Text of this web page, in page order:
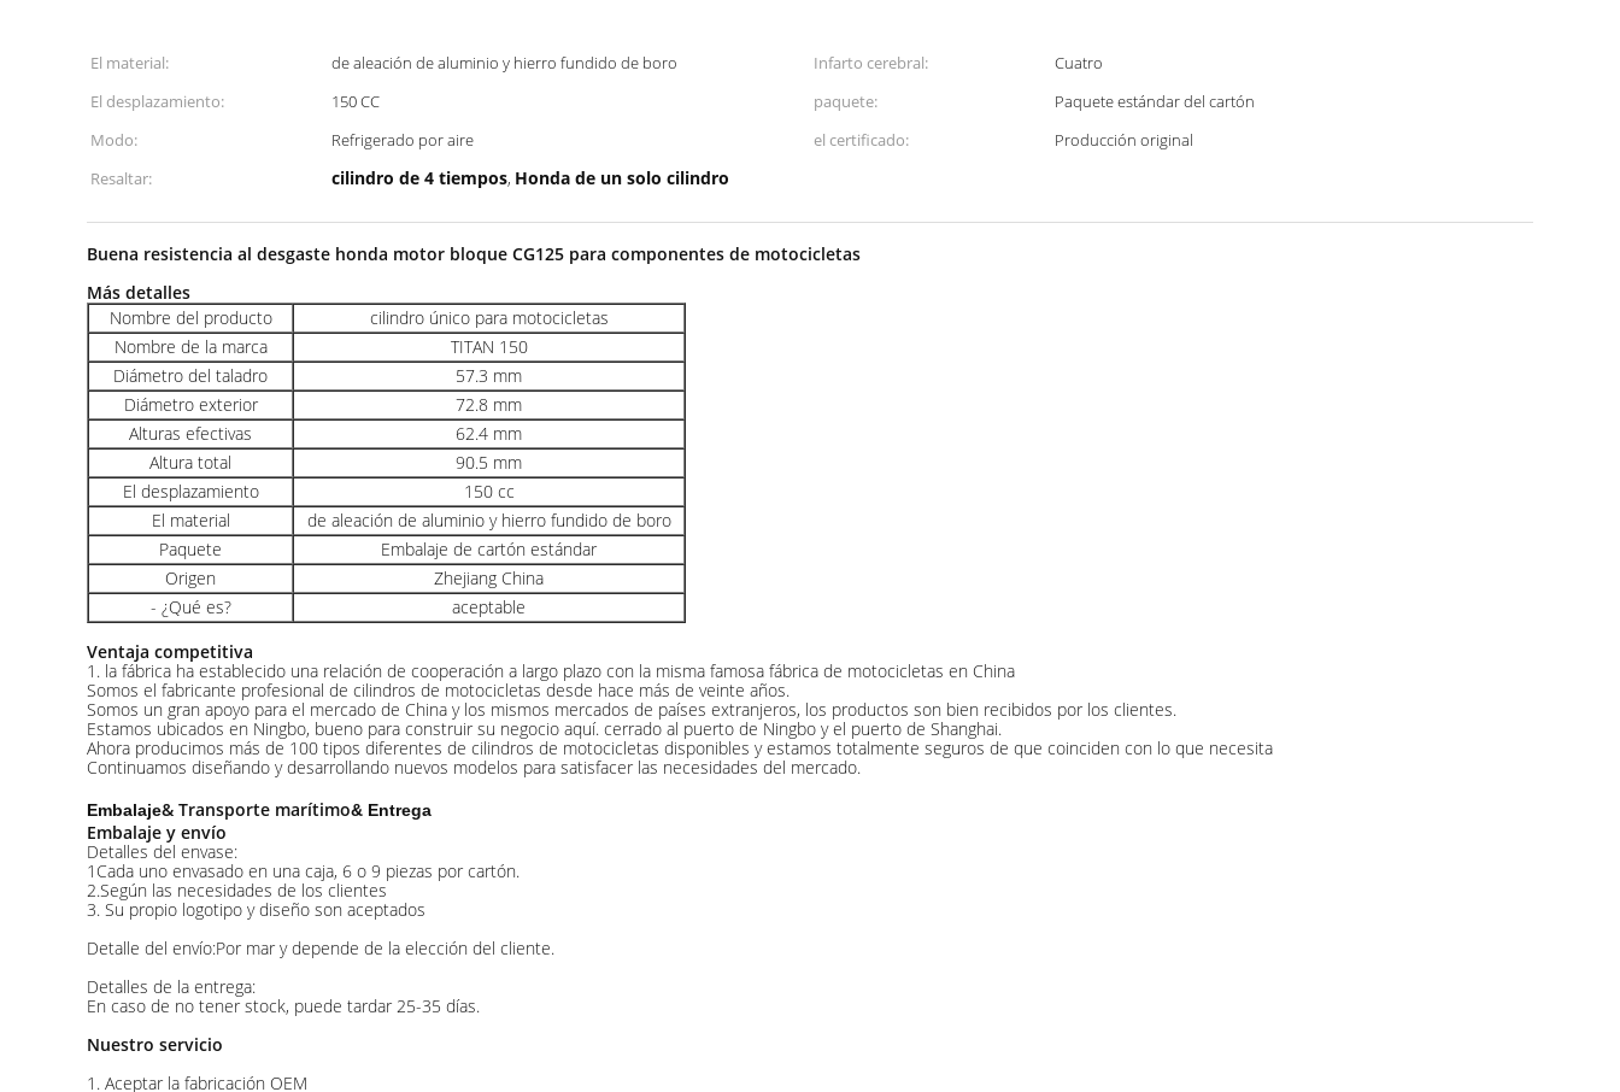
El material: de aleación de aluminio y hierro fundido de boro Infarto cerebral:
Cuatro
El desplazamiento:
150 CC paquete:
Paquete estándar del cartón
Modo:
Refrigerado por aire el certificado:
Producción original
Resaltar:
cilindro de 4 tiempos, Honda de un solo cilindro
Buena resistencia al desgaste honda motor bloque CG125 para componentes de motocicletas
Más detalles
Nombre del producto
cilindro único para motocicletas
Nombre de la marca
TITAN 150
Diámetro del taladro
57.3 mm
Diámetro exterior
72.8 mm
Alturas efectivas
62.4 mm
Altura total
90.5 mm
El desplazamiento
150 cc
El material
de aleación de aluminio y hierro fundido de boro
Paquete
Embalaje de cartón estándar
Origen
Zhejiang China
- ¿Qué es?
aceptable
Ventaja competitiva
1. la fábrica ha establecido una relación de cooperación a largo plazo con la misma famosa fábrica de motocicletas en China
Somos el fabricante profesional de cilindros de motocicletas desde hace más de veinte años.
Somos un gran apoyo para el mercado de China y los mismos mercados de países extranjeros, los productos son bien recibidos por los clientes.
Estamos ubicados en Ningbo, bueno para construir su negocio aquí. cerrado al puerto de Ningbo y el puerto de Shanghai.
Ahora producimos más de 100 tipos diferentes de cilindros de motocicletas disponibles y estamos totalmente seguros de que coinciden con lo que necesita
Continuamos diseñando y desarrollando nuevos modelos para satisfacer las necesidades del mercado.
Embalaje& Transporte marítimo& Entrega
Embalaje y envío
Detalles del envase:
1Cada uno envasado en una caja, 6 o 9 piezas por cartón.
2.Según las necesidades de los clientes
3. Su propio logotipo y diseño son aceptados
Detalle del envío:Por mar y depende de la elección del cliente.
Detalles de la entrega:
En caso de no tener stock, puede tardar 25-35 días.
Nuestro servicio
1. Aceptar la fabricación OEM